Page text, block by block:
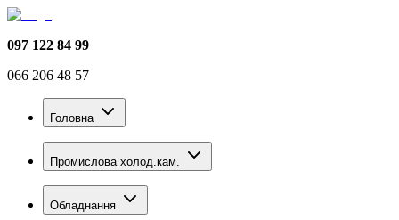
097 122 84 99
066 206 48 57
Головна
Промислова холод.кам.
Обладнання